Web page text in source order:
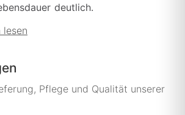
deutlich.
Pflege und Qualität unserer